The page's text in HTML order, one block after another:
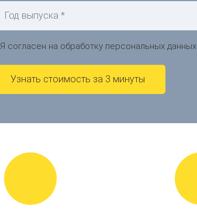
Я согласен на обработку персональных данных